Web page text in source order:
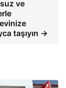
ve
taşıyın →